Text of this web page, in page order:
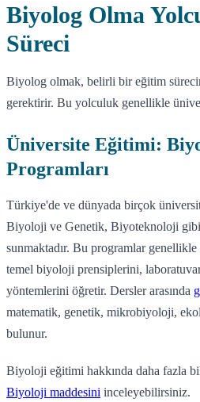
Biyolog Olma
Süreci
Biyolog olmak, belirli bir eğitim
gerektirir. Bu yolculuk genellikle
Üniversite Eğitimi:
Programları
Türkiye'de ve dünyada birçok
Biyoloji ve Genetik, Biyoteknoloji
sunmaktadır. Bu programlar
temel biyoloji prensiplerini,
yöntemlerini öğretir. Dersler arasında
matematik, genetik, mikrobiyoloji,
bulunur.
Biyoloji eğitimi hakkında daha fazla
Biyoloji maddesini inceleyebilirsiniz.